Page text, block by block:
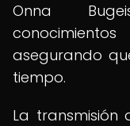
Onna
asegurando
tiempo.
La